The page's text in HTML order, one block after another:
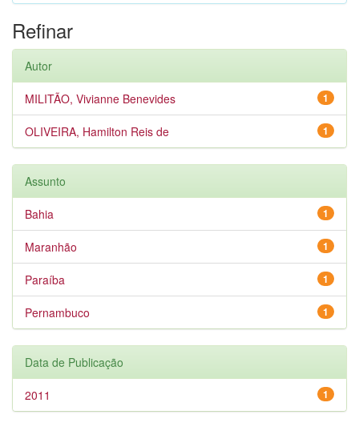
Refinar
Autor
1
MILITÃO, Vivianne Benevides
1
OLIVEIRA, Hamilton Reis de
Assunto
1
Bahia
1
Maranhão
1
Paraíba
1
Pernambuco
Data de Publicação
1
2011